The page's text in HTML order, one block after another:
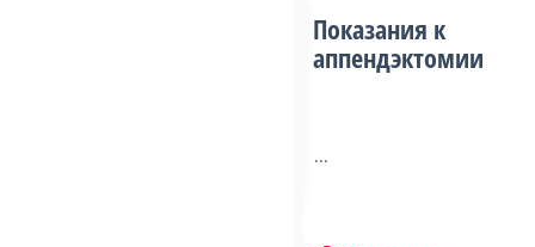
Показания к
аппендэктомии
...